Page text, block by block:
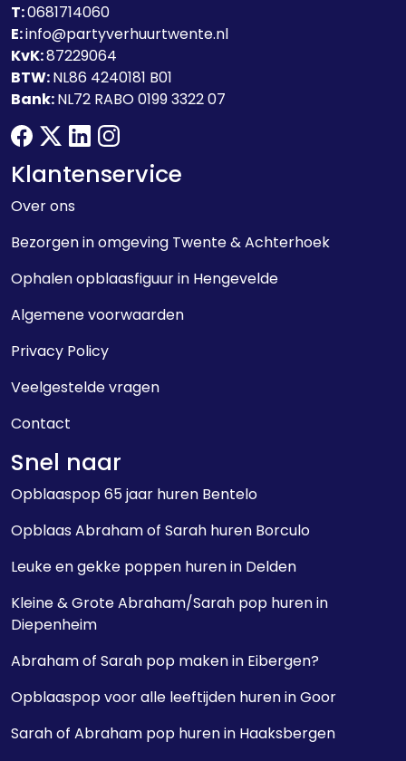
Klantenservice
Over ons
Bezorgen in omgeving Twente & Achterhoek
Ophalen opblaasfiguur in Hengevelde
Algemene voorwaarden
Privacy Policy
Veelgestelde vragen
Contact
Snel naar
Opblaaspop 65 jaar huren Bentelo
Opblaas Abraham of Sarah huren Borculo
Leuke en gekke poppen huren in Delden
Kleine & Grote Abraham/Sarah pop huren in
Diepenheim
Abraham of Sarah pop maken in Eibergen?
Opblaaspop voor alle leeftijden huren in Goor
Sarah of Abraham pop huren in Haaksbergen
T:0681714060
E:info@partyverhuurtwente.nl
KvK:87229064
BTW:NL86 4240181 B01
Bank:NL72 RABO 0199 3322 07
facebook
twitterlinkedininstagram